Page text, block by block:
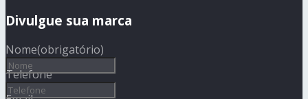
Divulgue sua marca
Nome(obrigatório)
Telefone